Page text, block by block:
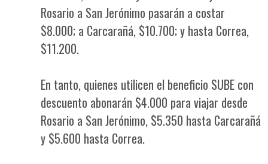
Rosario a San Jerónimo pasarán a costar
$8.000; a Carcarañá, $10.700; y hasta Correa,
$11.200.
En tanto, quienes utilicen el beneficio SUBE con
descuento abonarán $4.000 para viajar desde
Rosario a San Jerónimo, $5.350 hasta Carcarañá
y $5.600 hasta Correa.